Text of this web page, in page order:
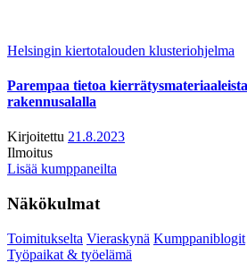
Helsingin kiertotalouden klusteriohjelma
Parempaa tietoa
rakennusalalla
Kirjoitettu 21.8.2023
Ilmoitus
Lisää kumppaneilta
Näkökulmat
Toimitukselta Vieraskynä Kumppaniblogit
Työpaikat & työelämä